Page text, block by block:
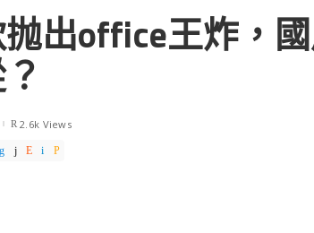
出office王炸，
2.6k Views